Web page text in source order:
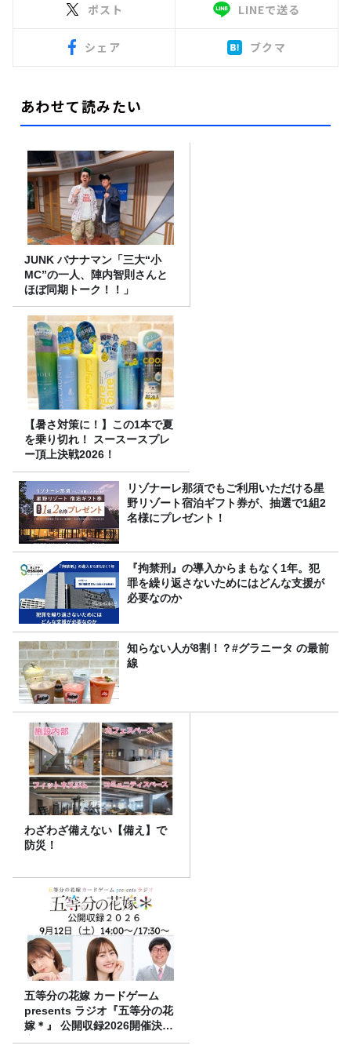
ポスト LINEで送る
シェア ブクマ
あわせて読みたい
JUNK バナナマン「三大“小
MC”の一人、陣内智則さんと
ほぼ同期トーク！！」
【暑さ対策に！】この1本で夏
を乗り切れ！ スースースプレ
ー頂上決戦2026！
リゾナーレ那須でもご利用いただける星
野リゾート宿泊ギフト券が、抽選で1組2
名様にプレゼント！
『拘禁刑』の導入からまもなく1年。犯
罪を繰り返さないためにはどんな支援が
必要なのか
知らない人が8割！？#グラニータ の最前
線
わざわざ備えない【備え】で
防災！
五等分の花嫁 カードゲーム
presents ラジオ『五等分の花
嫁＊』 公開収録2026開催決
定！